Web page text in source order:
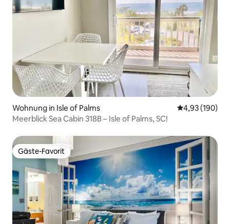
Wohnung in Isle of Palms
4,93 (190)
Meerblick Sea Cabin 318B – Isle of Palms, SC!
Gäste-Favorit
Gäste-Favorit